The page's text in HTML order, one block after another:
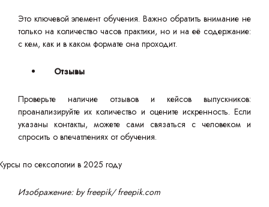
Это ключевой элемент обучения. Важно обратить внимание не
только на количество часов практики, но и на её содержание:
с кем, как и в каком формате она проходит.
Отзывы
Проверьте наличие отзывов и кейсов выпускников:
проанализируйте их количество и оцените искренность. Если
указаны контакты, можете сами связаться с человеком и
спросить о впечатлениях от обучения.
Изображение: by freepik/ freepik.com